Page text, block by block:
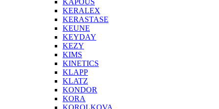
KAPOUS
KERALEX
KERASTASE
KEUNE
KEYDAY
KEZY
KIMS
KINETICS
KLAPP
KLATZ
KONDOR
KORA
KOROLKOVA